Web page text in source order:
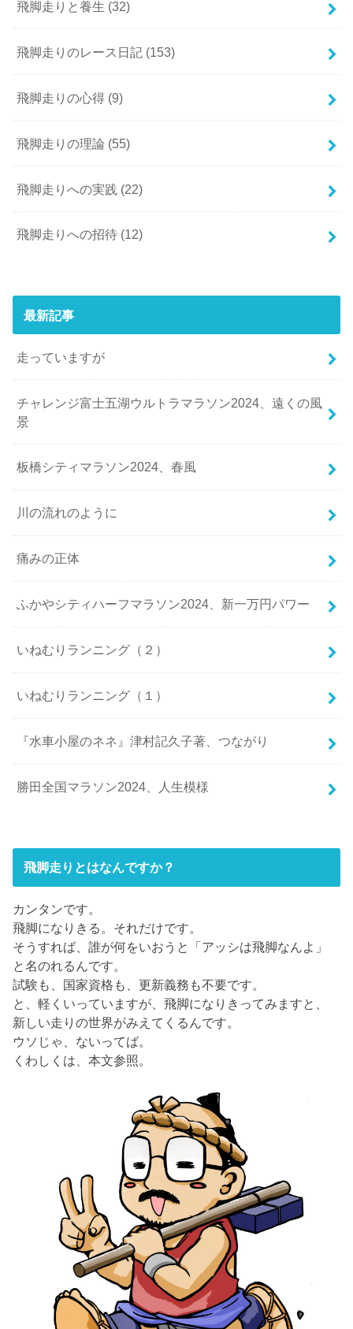
飛脚走りと養生 (32)
飛脚走りのレース日記 (153)
飛脚走りの心得 (9)
飛脚走りの理論 (55)
飛脚走りへの実践 (22)
飛脚走りへの招待 (12)
最新記事
走っていますが
チャレンジ富士五湖ウルトラマラソン2024、遠くの風
景
板橋シティマラソン2024、春風
川の流れのように
痛みの正体
ふかやシティハーフマラソン2024、新一万円パワー
いねむりランニング（２）
いねむりランニング（１）
『水車小屋のネネ』津村記久子著、つながり
勝田全国マラソン2024、人生模様
飛脚走りとはなんですか？
カンタンです。
飛脚になりきる。それだけです。
そうすれば、誰が何をいおうと「アッシは飛脚なんよ」
と名のれるんです。
試験も、国家資格も、更新義務も不要です。
と、軽くいっていますが、飛脚になりきってみますと、
新しい走りの世界がみえてくるんです。
ウソじゃ、ないってば。
くわしくは、本文参照。